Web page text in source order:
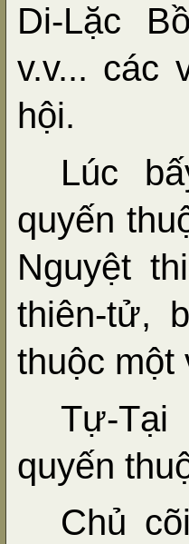
Di-Lặc
v.v... các
hội.
Lúc
quyến
Nguyệt
thiên-tử,
thuộc một
Tự-
quyến
Chủ